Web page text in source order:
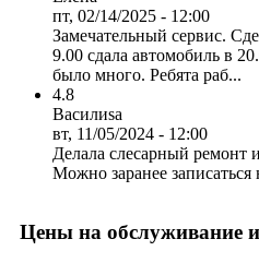
пт, 02/14/2025 - 12:00
Замечательный сервис.
9.00 сдала автомобиль в
было много. Ребята раб...
4.8
Василиsa
вт, 11/05/2024 - 12:00
Делала слесарный
Можно заранее
Цены на обслуживание